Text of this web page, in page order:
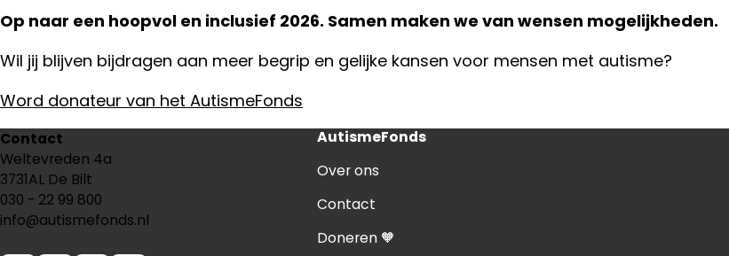
Op naar een hoopvol en inclusief 2026. Samen maken we van wensen mogelijkheden.
Wil jij blijven bijdragen aan meer begrip en gelijke kansen voor mensen met autisme?
Word donateur van het AutismeFonds
Contact
Weltevreden 4a
3731AL De Bilt
030 - 22 99 800
info@autismefonds.nl
AutismeFonds
Over ons
Contact
Doneren 🧡